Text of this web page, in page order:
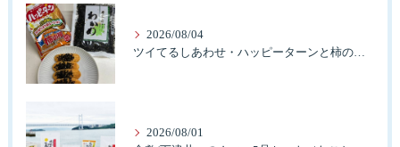
2026/08/04
ツイてるしあわせ・ハッピーターンと柿の種とそふとわかめふりかけとタコふりかけ・ハッピーコラボレーション
2026/08/01